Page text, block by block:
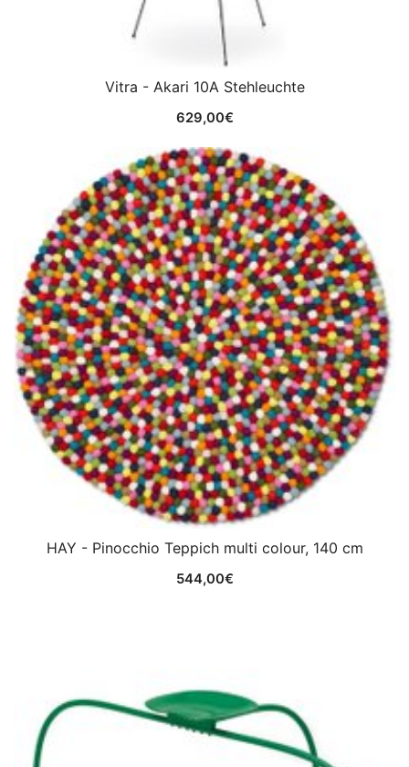
Vitra - Akari 10A Stehleuchte
629,00€
HAY - Pinocchio Teppich multi colour, 140 cm
544,00€